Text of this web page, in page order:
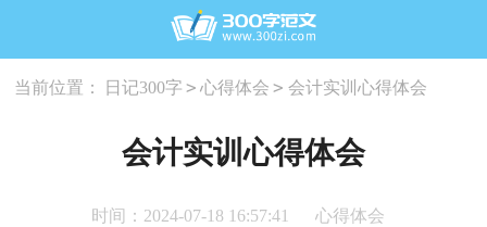
当前位置： 日记300字 > 心得体会 > 会计实训心得体会
会计实训心得体会
时间：2024-07-18 16:57:41 心得体会